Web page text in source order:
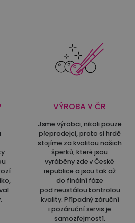
VÝROBA V ČR
Jsme výrobci, nikoli pouze
přeprodejci, proto si hrdě
stojíme za kvalitou našich
šperků, které jsou
vyráběny zde v České
republice a jsou tak až
do finální fáze
pod neustálou kontrolou
kvality. Případný záruční
i pozáruční servis je
samozřejmostí.